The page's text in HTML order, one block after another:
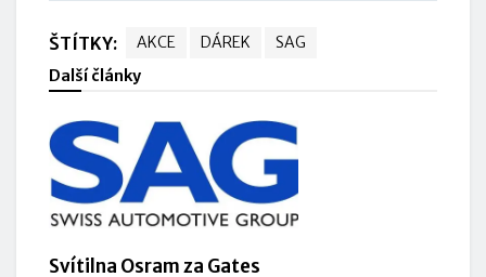
ŠTÍTKY: AKCE DÁREK
SAG
Další články
Svítilna Osram za Gates